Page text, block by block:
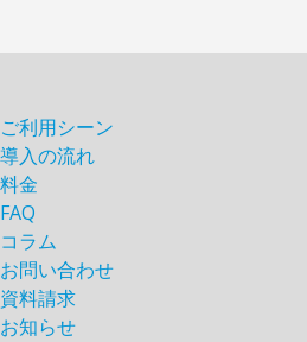
ご利用シーン
導入の流れ
料金
FAQ
コラム
お問い合わせ
資料請求
お知らせ